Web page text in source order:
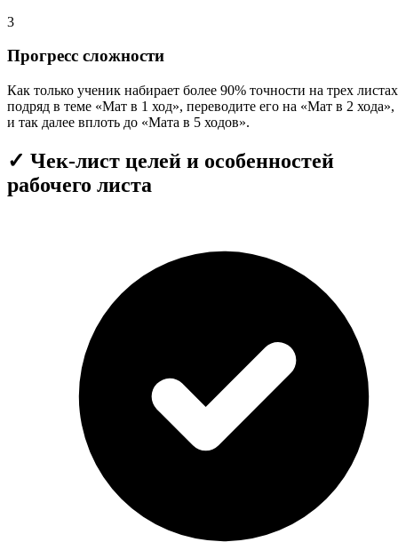
3
Прогресс сложности
Как только ученик набирает более 90% точности на трех листах
подряд в теме «Мат в 1 ход», переводите его на «Мат в 2 хода»,
и так далее вплоть до «Мата в 5 ходов».
✓ Чек-лист целей и особенностей
рабочего листа